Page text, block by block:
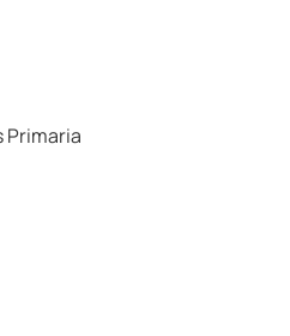
Primaria